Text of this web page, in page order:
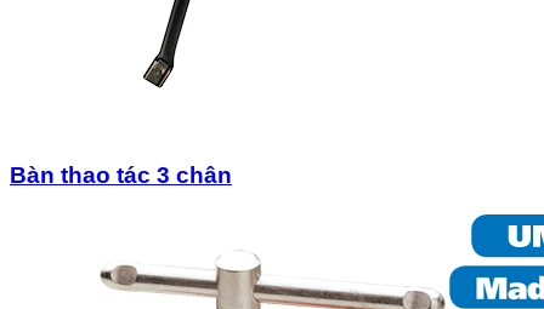
Bàn thao tác 3 chân